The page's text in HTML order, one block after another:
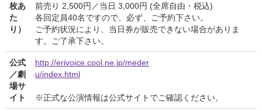
枚あ
た
り）
前売り 2,500円／当日 3,000円 (全席自由・税込)
各回定員40名ですので、必ず、ご予約下さい。
ご予約状況により、当日券が販売できない場合がありま
す。ご了承下さい。
公式
／劇
場サ
イト
http://erivoice.cool.ne.jp/meder
u/index.html
※正式な公演情報は公式サイトでご確認ください。